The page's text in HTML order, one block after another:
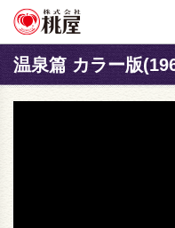
温泉篇 カラー版